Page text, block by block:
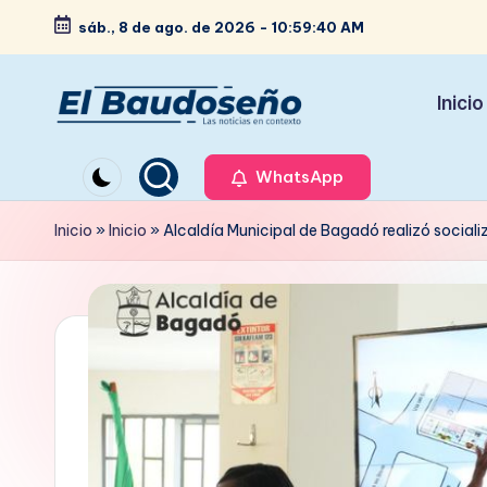
Saltar
contenido
sáb., 8 de ago. de 2026 - 10:59:42 AM
e
ri
d
noticias
en
contexto
Inicio
WhatsApp
Inicio »Inicio »Alcaldía Municipal de Bagadó realizó